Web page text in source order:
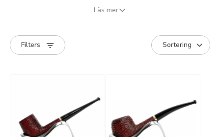
Samtliga pipor är utrustade med svart akrylmunstycke 3
Läs mer
Filters